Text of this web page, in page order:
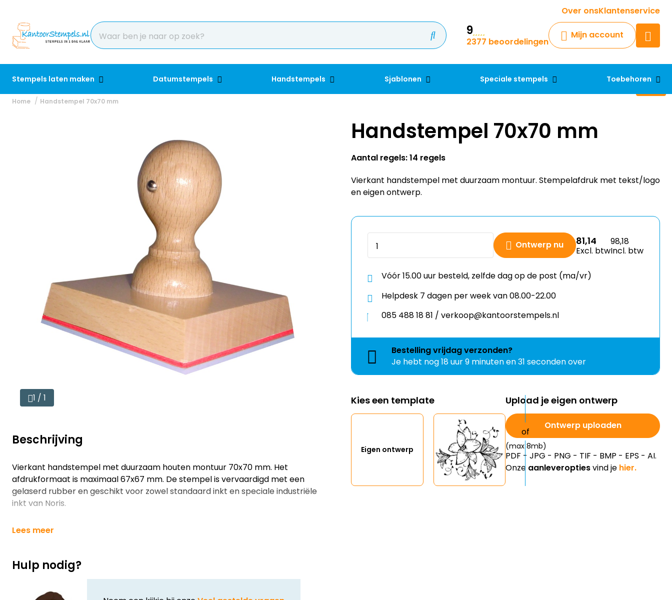
Over onsKlantenservice
9
2377 beoordelingen
Mijn account
Stempels laten maken Datumstempels Handstempels Sjablonen Speciale stempels Toebehoren
Krijg een antwoord op uw vraag
Chatbot
Chat 24/7 met onze chatbot
Contact
Home Handstempel 70x70 mm
1 / 1
Beschrijving
Vierkant handstempel met duurzaam houten montuur 70x70 mm. Het
afdrukformaat is maximaal 67x67 mm. De stempel is vervaardigd met een
gelaserd rubber en geschikt voor zowel standaard inkt en speciale industriële
inkt van Noris.
Lees meer
Hulp nodig?
Handstempel 70x70 mm
Aantal regels: 14 regels
Vierkant handstempel met duurzaam montuur. Stempelafdruk met tekst/logo
en eigen ontwerp.
Ontwerp nu 81,14
Excl. btw
98,18
Incl. btw
Vóór 15.00 uur besteld, zelfde dag op de post (ma/vr)
Helpdesk 7 dagen per week van 08.00-22.00
085 488 18 81 / verkoop@kantoorstempels.nl
Bestellingvrijdagverzonden?
Je hebt nog18 uur 9 minuten en 30 seconden over
Kies een template
Eigen ontwerp
Upload je eigen ontwerp
Ontwerp uploaden
(max 8mb)
PDF - JPG - PNG - TIF - BMP - EPS - AI.
Onze aanleveroptiesvind je hier.